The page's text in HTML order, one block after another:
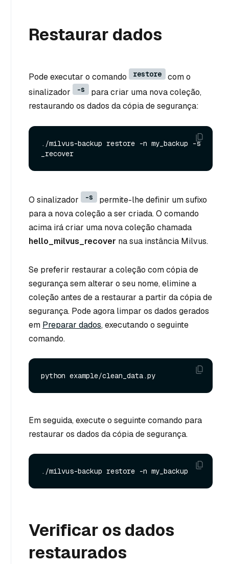
Restaurar dados
Pode executar o comando restore
com o
sinalizador
-s
para criar uma nova coleção,
restaurando os dados da cópia de segurança:
./milvus-backup restore -n my_backup -s
O sinalizador -s
permite-lhe definir um sufixo
para a nova coleção a ser criada. O comando
acima irá criar uma nova coleção chamada
hello_milvus_recover na sua instância Milvus.
Se preferir restaurar a coleção com cópia de
segurança sem alterar o seu nome, elimine a
coleção antes de a restaurar a partir da cópia de
segurança. Pode agora limpar os dados gerados
em Preparar dados, executando o seguinte
comando.
Em seguida, execute o seguinte comando para
restaurar os dados da cópia de segurança.
Verificar os dados
restaurados